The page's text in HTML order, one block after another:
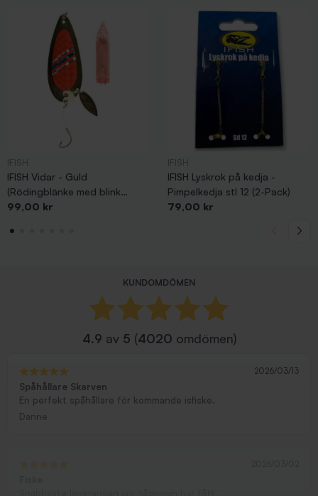
IFISH Vidar - Guld
(Rödingblänke med blink
85mm)
Pris
99,00 kr
IFISH Lyskrok på kedja -
Pimpelkedja stl 12 (2-Pack)
Pris
79,00 kr
KUNDOMDÖMEN
4.9 av 5 (4020 omdömen)
2026/03/13
Spåhållare Skarven
En perfekt spåhållare för kommande isfiske.
Danne